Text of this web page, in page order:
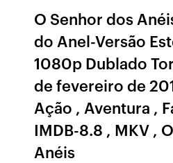
O Senhor dos
do Anel-Versão
1080p Dublado
de fevereiro de
Ação , Aventura ,
IMDB-8.8 , MKV ,
Anéis